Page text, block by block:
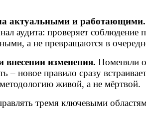
актуальными и работающими.
аудита: проверяет
а не превращаются в
внесении изменения. Поменяли
– новое правило сразу
живой, а не мёртвой.
тремя ключевыми